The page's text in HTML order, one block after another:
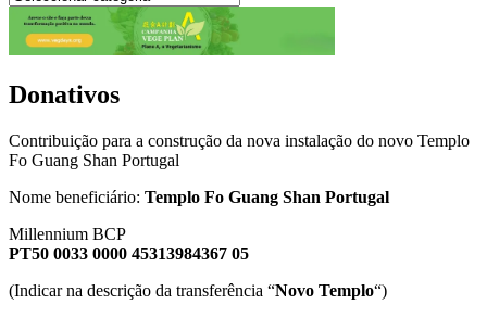
Donativos
Contribuição para a construção da nova instalação do novo Templo
Fo Guang Shan Portugal
Nome beneficiário: Templo Fo Guang Shan Portugal
Millennium BCP
PT50 0033 0000 45313984367 05
(Indicar na descrição da transferência “Novo Templo“)